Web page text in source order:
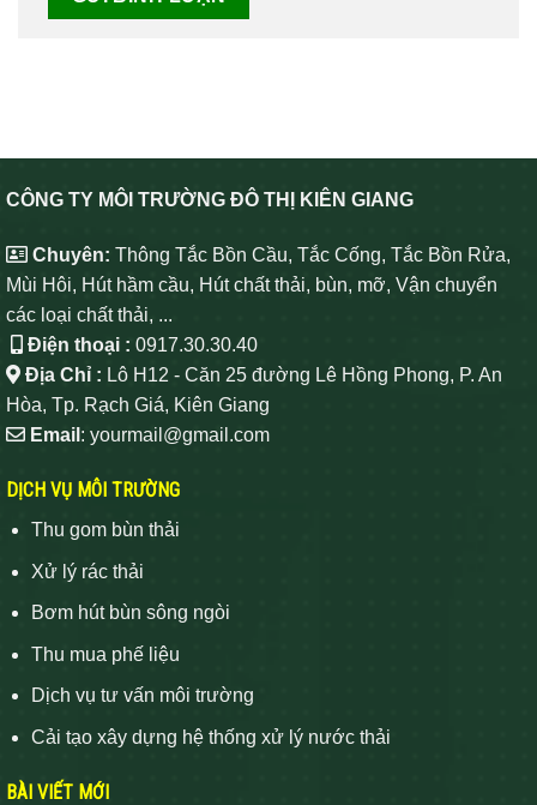
CÔNG TY MÔI TRƯỜNG ĐÔ THỊ KIÊN GIANG
Chuyên: Thông Tắc Bồn Cầu, Tắc Cống, Tắc Bồn Rửa,
Mùi Hôi, Hút hầm cầu, Hút chất thải, bùn, mỡ, Vận chuyển
các loại chất thải, ...
Điện thoại : 0917.30.30.40
Địa Chỉ : Lô H12 - Căn 25 đường Lê Hồng Phong, P. An
Hòa, Tp. Rạch Giá, Kiên Giang
Email : yourmail@gmail.com
DỊCH VỤ MÔI TRƯỜNG
Thu gom bùn thải
Xử lý rác thải
Bơm hút bùn sông ngòi
Thu mua phế liệu
Dịch vụ tư vấn môi trường
Cải tạo xây dựng hệ thống xử lý nước thải
BÀI VIẾT MỚI